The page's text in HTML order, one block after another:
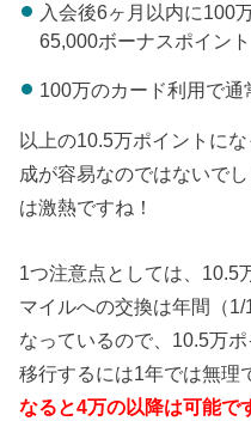
入会後6ヶ月以内に100
65,000ボーナスポイント
100万のカード利用で通
以上の10.5万ポイントに
成が容易なのではないで
は激熱ですね！
1つ注意点としては、10.5
マイルへの交換は年間（
なっているので、10.5万
移行するには1年では無理
なると4万の以降は可能で